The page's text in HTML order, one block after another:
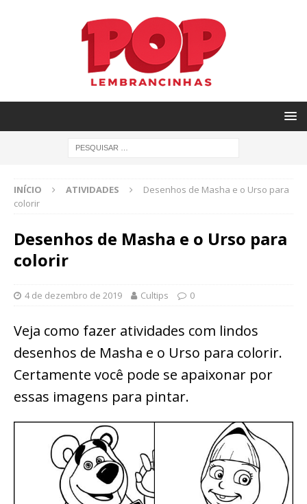
INÍCIO ATIVIDADES
Desenhos de Masha e o Urso para
colorir
Desenhos de Masha e o Urso para
colorir
4 de dezembro de 2019 Cultips 0
Veja como fazer atividades com lindos
desenhos de Masha e o Urso para colorir.
Certamente você pode se apaixonar por
essas imagens para pintar.